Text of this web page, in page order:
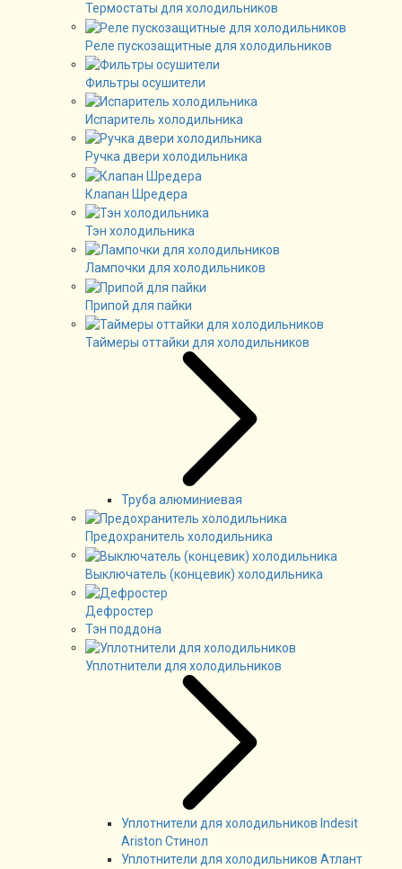
Термостаты для холодильников
Реле пускозащитные для холодильников
Фильтры осушители
Испаритель холодильника
Ручка двери холодильника
Клапан Шредера
Тэн холодильника
Лампочки для холодильников
Припой для пайки
Таймеры оттайки для холодильников
Труба алюминиевая
Предохранитель холодильника
Выключатель (концевик) холодильника
Дефростер
Тэн поддона
Уплотнители для холодильников
Уплотнители для холодильников Indesit
Ariston Стинол
Уплотнители для холодильников Атлант